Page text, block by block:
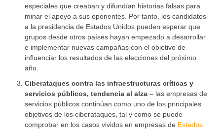
especiales que creaban y difundían historias falsas para
minar el apoyo a sus oponentes. Por tanto, los candidatos
a la presidencia de Estados Unidos pueden esperar que
grupos desde otros países hayan empezado a desarrollar
e implementar nuevas campañas con el objetivo de
influenciar los resultados de las elecciones del próximo
año.
Ciberataques contra las infraestructuras críticas y
servicios públicos, tendencia al alza – las empresas de
servicios públicos continúan como uno de los principales
objetivos de los ciberataques, tal y como se puede
comprobar en los casos vividos en empresas de Estados